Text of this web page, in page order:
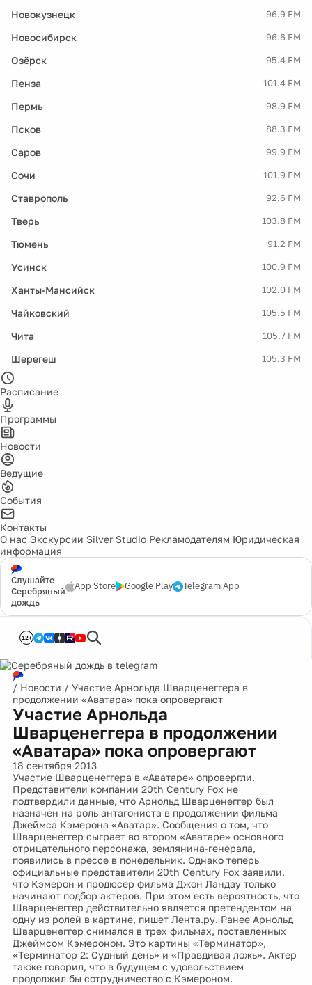
Новокузнецк 96.9 FM
Новосибирск 96.6 FM
Озёрск 95.4 FM
Пенза 101.4 FM
Пермь 98.9 FM
Псков 88.3 FM
Саров 99.9 FM
Сочи 101.9 FM
Ставрополь 92.6 FM
Тверь 103.8 FM
Тюмень 91.2 FM
Усинск 100.9 FM
Ханты-Мансийск 102.0 FM
Чайковский 105.5 FM
Чита 105.7 FM
Шерегеш 105.3 FM
Расписание
Программы
Новости
Ведущие
События
Контакты
О нас Экскурсии Silver Studio Рекламодателям Юридическая
информация
Слушайте
Серебряный
дождь
App Store Google Play Telegram App
12+
/ Новости / Участие Арнольда Шварценеггера в
продолжении «Аватара» пока опровергают
Участие Арнольда
Шварценеггера в продолжении
«Аватара» пока опровергают
18 сентября 2013
Участие Шварценеггера в «Аватаре» опровергли.
Представители компании 20th Century Fox не
подтвердили данные, что Арнольд Шварценеггер был
назначен на роль антагониста в продолжении фильма
Джеймса Кэмерона «Аватар». Сообщения о том, что
Шварценеггер сыграет во втором «Аватаре» основного
отрицательного персонажа, землянина-генерала,
появились в прессе в понедельник. Однако теперь
официальные представители 20th Century Fox заявили,
что Кэмерон и продюсер фильма Джон Ландау только
начинают подбор актеров. При этом есть вероятность, что
Шварценеггер действительно является претендентом на
одну из ролей в картине, пишет Лента.ру. Ранее Арнольд
Шварценеггер снимался в трех фильмах, поставленных
Джеймсом Кэмероном. Это картины «Терминатор»,
«Терминатор 2: Судный день» и «Правдивая ложь». Актер
также говорил, что в будущем с удовольствием
продолжил бы сотрудничество с Кэмероном.